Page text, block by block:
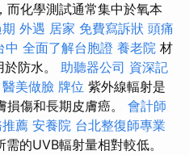
而化學測試通常集中於氧本
外遇 居家 免費寫訴狀 頭痛
中 全面了解台胞證 養老院 材
防水。 助聽器公司 資深記
醫美做臉 牌位 紫外線輻射是
傷和長期皮膚癌。 會計師
薦 安養院 台北整復師專業
的UVB輻射量相對較低。